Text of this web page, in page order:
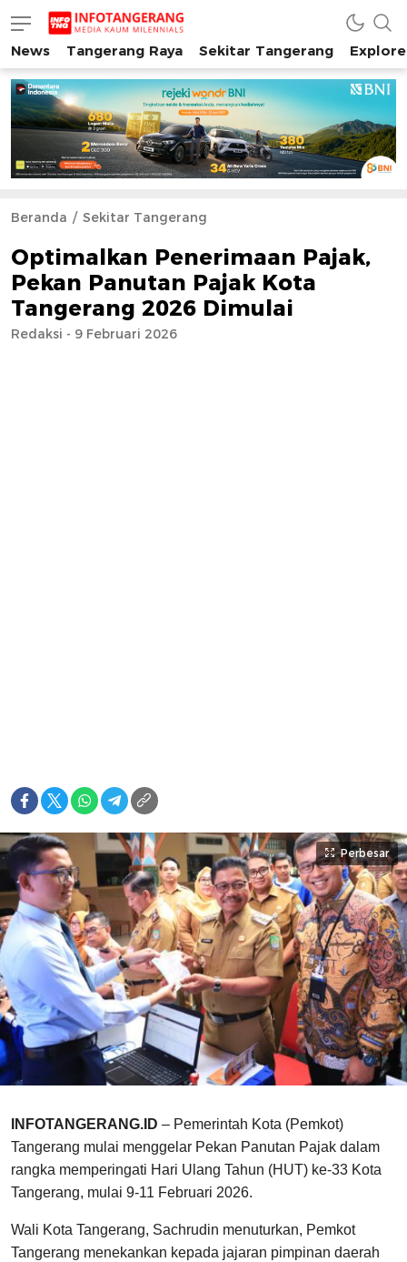
INFO TANGERANG
Media Kaum Millenials Tangerang Raya
News Tangerang Raya Sekitar Tangerang
Beranda Sekitar Tangerang
Optimalkan Penerimaan Pajak,
Pekan Panutan Pajak Kota
Tangerang 2026 Dimulai
Redaksi - 9 Februari 2026
Perbesar
INFOTANGERANG.ID – Pemerintah Kota (Pemkot)
Tangerang mulai menggelar Pekan Panutan Pajak dalam
rangka memperingati Hari Ulang Tahun (HUT) ke-33 Kota
Tangerang, mulai 9-11 Februari 2026.
Wali Kota Tangerang, Sachrudin menuturkan, Pemkot
Tangerang menekankan kepada jajaran pimpinan daerah